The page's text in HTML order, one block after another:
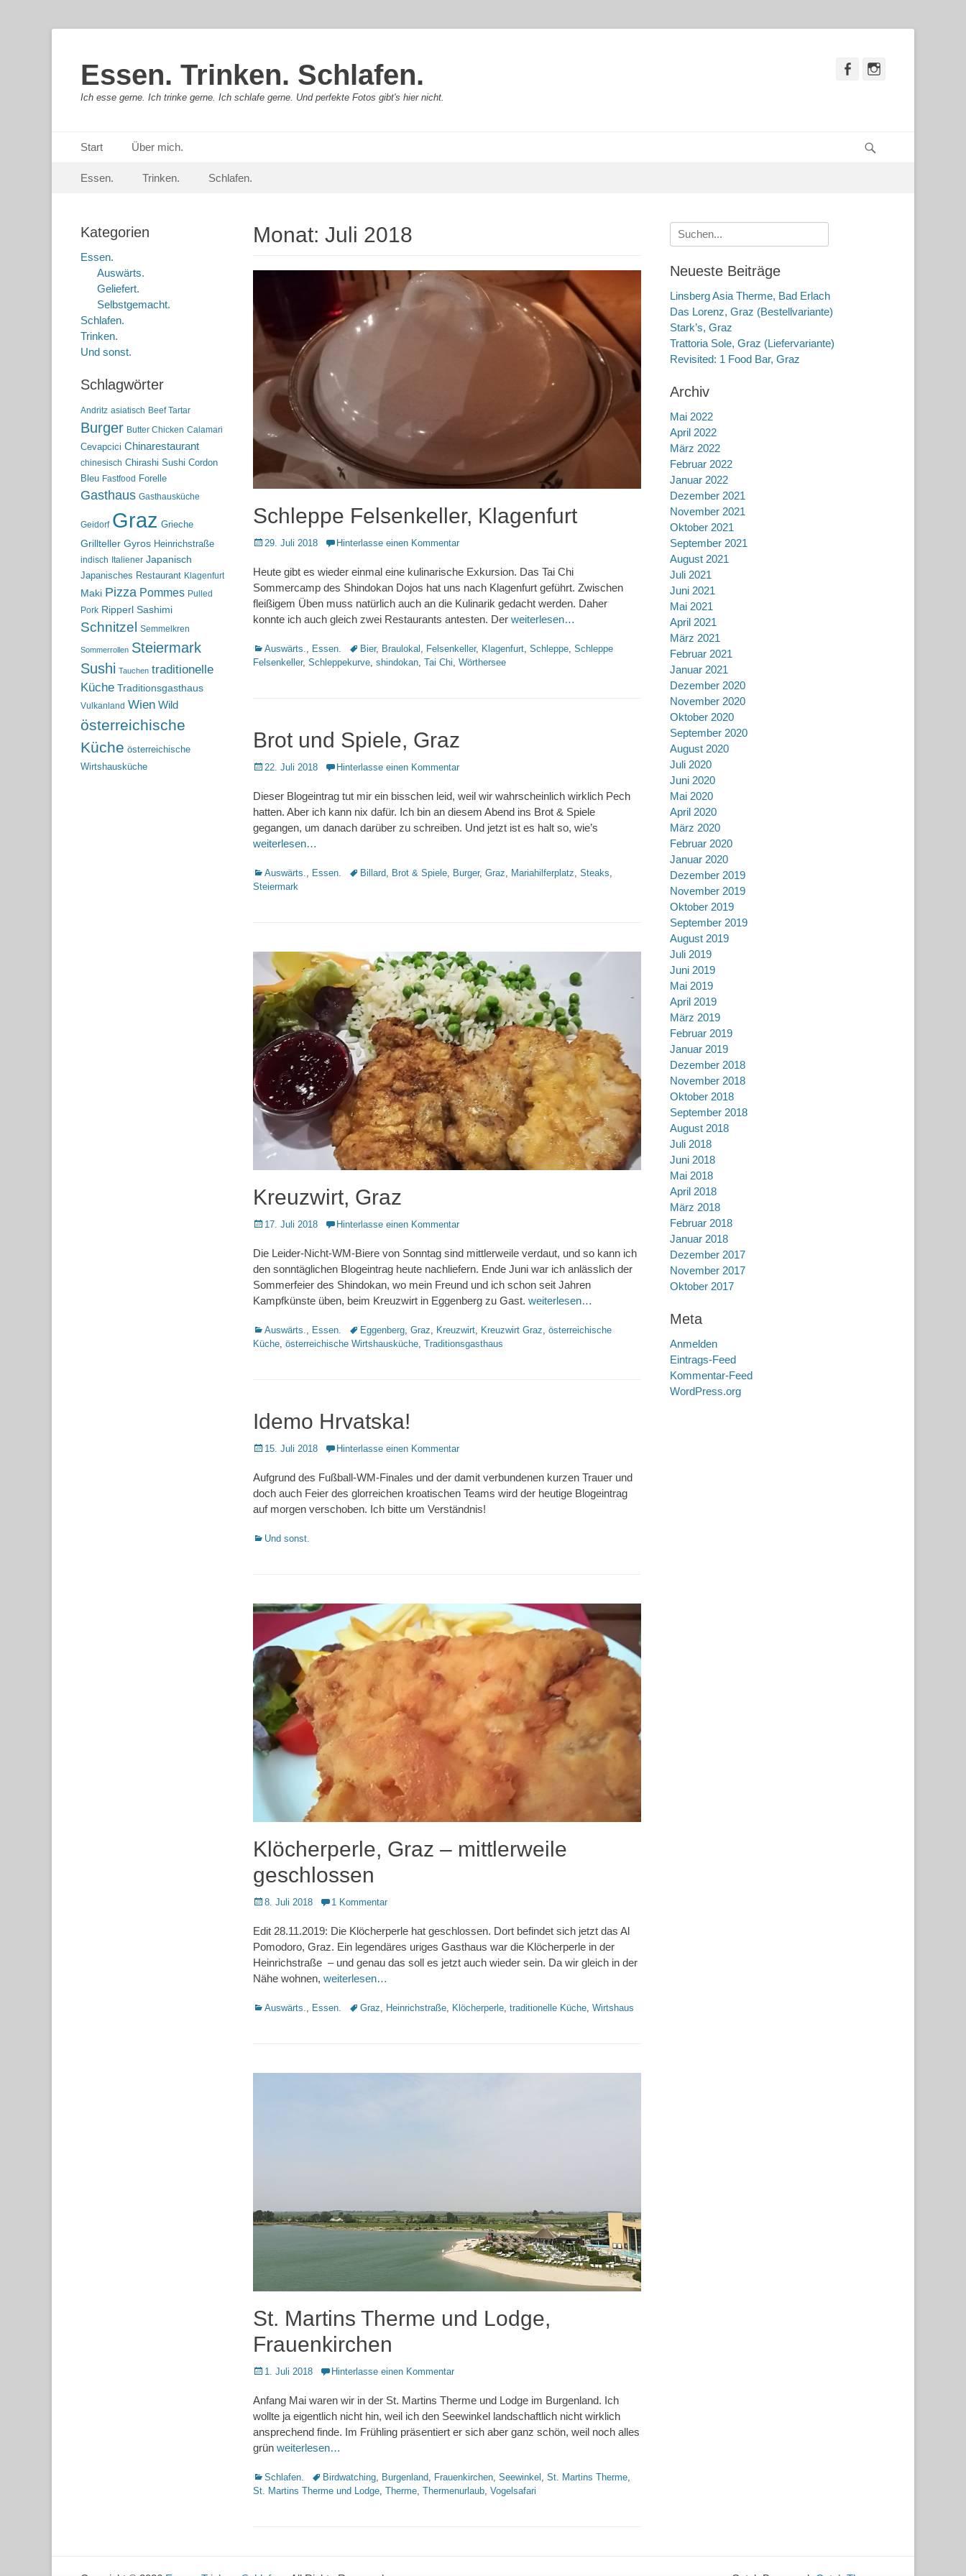
Essen. Trinken. Schlafen.
Ich esse gerne. Ich trinke gerne. Ich schlafe gerne. Und perfekte Fotos gibt's hier nicht.
Facebook
Primäres Menü
zum
Start Über mich.
Sekundär-Menü
zum
Essen. Trinken. Schlafen.
Monat: Juli 2018
Schleppe Felsenkeller, Klagenfurt
Posted29. Juli 2018 Hinterlasse einen Kommentar
Heute gibt es wieder einmal eine kulinarische Exkursion. Das Tai Chi
Sommercamp des Shindokan Dojos hat uns nach Klagenfurt geführt. Zwischen
fleißigem Üben muss natürlich auch an die Kulinarik gedacht werden. Daher
konnte ich auch gleich zwei Restaurants antesten. Der weiterlesen…
Kategorien
Auswärts. Essen. Schlagworte
Bier, Braulokal Felsenkeller, Klagenfurt Schleppe Schleppe
Felsenkeller, Schleppekurve shindokan Tai Chi Wörthersee
Brot und Spiele, Graz
Posted22. Juli 2018 Hinterlasse einen Kommentar
Dieser Blogeintrag tut mir ein bisschen leid, weil wir wahrscheinlich wirklich Pech
hatten. Aber ich kann nix dafür. Ich bin an diesem Abend ins Brot & Spiele
gegangen, um danach darüber zu schreiben. Und jetzt ist es halt so, wie’s
weiterlesen…
Kategorien
Auswärts. Essen. Schlagworte
Billard Brot & Spiele Burger, Graz Mariahilferplatz Steaks
Steiermark
Kreuzwirt, Graz
Posted17. Juli 2018 Hinterlasse einen Kommentar
Die Leider-Nicht-WM-Biere von Sonntag sind mittlerweile verdaut, und so kann ich
den sonntäglichen Blogeintrag heute nachliefern. Ende Juni war ich anlässlich der
Sommerfeier des Shindokan, wo mein Freund und ich schon seit Jahren
Kampfkünste üben, beim Kreuzwirt in Eggenberg zu Gast. weiterlesen…
Kategorien
Auswärts. Essen. Schlagworte
Eggenberg Graz Kreuzwirt Kreuzwirt Graz österreichische
Küche österreichische Wirtshausküche Traditionsgasthaus
Idemo Hrvatska!
Posted15. Juli 2018 Hinterlasse einen Kommentar
Aufgrund des Fußball-WM-Finales und der damit verbundenen kurzen Trauer und
doch auch Feier des glorreichen kroatischen Teams wird der heutige Blogeintrag
auf morgen verschoben. Ich bitte um Verständnis!
Kategorien
Und sonst.
Klöcherperle, Graz – mittlerweile
geschlossen
Posted
8. Juli 2018 1 Kommentar
Edit 28.11.2019: Die Klöcherperle hat geschlossen. Dort befindet sich jetzt das Al
Pomodoro, Graz. Ein legendäres uriges Gasthaus war die Klöcherperle in der
Heinrichstraße – und genau das soll es jetzt auch wieder sein. Da wir gleich in der
Nähe wohnen, weiterlesen…
Kategorien
Auswärts. Essen. Schlagworte
Graz Heinrichstraße Klöcherperle traditionelle Küche Wirtshaus
St. Martins Therme und Lodge,
Frauenkirchen
Posted
1. Juli 2018 Hinterlasse einen Kommentar
Anfang Mai waren wir in der St. Martins Therme und Lodge im Burgenland. Ich
wollte ja eigentlich nicht hin, weil ich den Seewinkel landschaftlich nicht wirklich
ansprechend finde. Im Frühling präsentiert er sich aber ganz schön, weil noch alles
grün weiterlesen…
Kategorien
Schlafen. Schlagworte
Birdwatching Burgenland Frauenkirchen Seewinkel St. Martins Therme
St. Martins Therme und Lodge Therme Thermenurlaub Vogelsafari
Suche
nach:
Neueste Beiträge
Linsberg Asia Therme, Bad Erlach
Das Lorenz, Graz (Bestellvariante)
Stark’s, Graz
Trattoria Sole, Graz (Liefervariante)
Revisited: 1 Food Bar, Graz
Archiv
Mai 2022
April 2022
März 2022
Februar 2022
Januar 2022
Dezember 2021
November 2021
Oktober 2021
September 2021
August 2021
Juli 2021
Juni 2021
Mai 2021
April 2021
März 2021
Februar 2021
Januar 2021
Dezember 2020
November 2020
Oktober 2020
September 2020
August 2020
Juli 2020
Juni 2020
Mai 2020
April 2020
März 2020
Februar 2020
Januar 2020
Dezember 2019
November 2019
Oktober 2019
September 2019
August 2019
Juli 2019
Juni 2019
Mai 2019
April 2019
März 2019
Februar 2019
Januar 2019
Dezember 2018
November 2018
Oktober 2018
September 2018
August 2018
Juli 2018
Juni 2018
Mai 2018
April 2018
März 2018
Februar 2018
Januar 2018
Dezember 2017
November 2017
Oktober 2017
Meta
Anmelden
Eintrags-Feed
Kommentar-Feed
WordPress.org
Kategorien
Essen.
Auswärts.
Geliefert.
Selbstgemacht.
Schlafen.
Trinken.
Und sonst.
Schlagwörter
Andritz asiatisch Beef Tartar
Burger Butter Chicken Calamari
Cevapcici Chinarestaurant
chinesisch Chirashi Sushi Cordon
Bleu Fastfood Forelle
Gasthaus Gasthausküche
Geidorf Graz Grieche
Grillteller Gyros Heinrichstraße
indisch Italiener Japanisch
Japanisches Restaurant Klagenfurt
Maki Pizza Pommes Pulled
Pork Ripperl Sashimi
Schnitzel Semmelkren
Sommerrollen Steiermark
Sushi Tauchen traditionelle
Küche Traditionsgasthaus
Vulkanland Wien Wild
österreichische
Küche österreichische
Wirtshausküche